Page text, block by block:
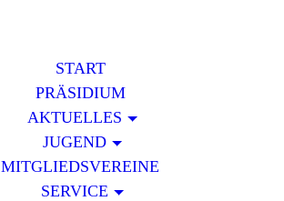
START
PRÄSIDIUM
AKTUELLES
JUGEND
MITGLIEDSVEREINE
SERVICE